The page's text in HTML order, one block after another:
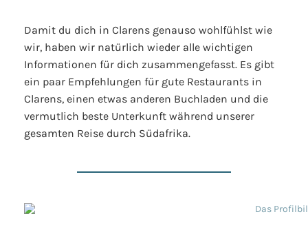
Damit du dich in Clarens genauso wohlfühlst wie
wir, haben wir natürlich wieder alle wichtigen
Informationen für dich zusammengefasst. Es gibt
ein paar Empfehlungen für gute Restaurants in
Clarens, einen etwas anderen Buchladen und die
vermutlich beste Unterkunft während unserer
gesamten Reise durch Südafrika.